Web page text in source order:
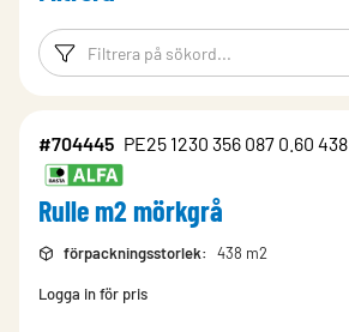
Filtreringsord
#704445 PE25 1230 356 087 0.60 438
Rulle m2 mörkgrå
förpackningsstorlek: 438 m2
Logga in för pris